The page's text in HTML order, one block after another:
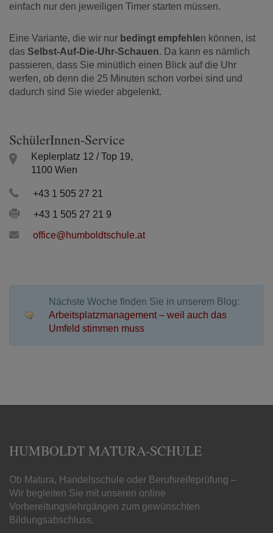
einfach nur den jeweiligen Timer starten müssen.
Eine Variante, die wir nur bedingt empfehlen können, ist
das Selbst-Auf-Die-Uhr-Schauen. Da kann es nämlich
passieren, dass Sie minütlich einen Blick auf die Uhr
werfen, ob denn die 25 Minuten schon vorbei sind und
dadurch sind Sie wieder abgelenkt.
SchülerInnen-Service
Keplerplatz 12 / Top 19,
1100 Wien
+43 1 505 27 21
+43 1 505 27 21 9
office@humboldtschule.at
Nächste Woche finden Sie in unserem Blog:
Arbeitsplatzmanagement – weil auch das
Umfeld stimmen muss
HUMBOLDT MATURA-SCHULE
Ob Matura, Handelsschule oder Berufsreifeprüfung –
Wir begleiten Sie mit unseren online
Vorbereitungslehrgängen zum gewünschten
Bildungsabschluss.